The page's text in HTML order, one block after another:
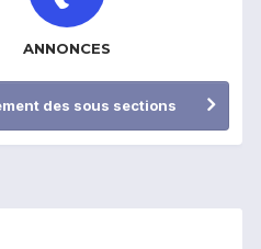
ANNONCES
des sous sections